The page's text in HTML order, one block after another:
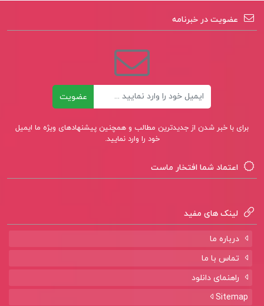
کتاب آشنایی با قانون اساسی جمهوری اسلامی ایران
دکتر محسن ملک افضلی اردکانی
منوچهر قارونی
تیزهوشان هشتم و نهم علی قصاب
عضویت در خبرنامه
عضویت
برای با خبر شدن از جدیدترین مطالب و همچنین پیشنهادهای ویژه ما ایمیل
خود را وارد نمایید.
اعتماد شما افتخار ماست
لینک های مفید
درباره ما
تماس با ما
راهنمای دانلود
Sitemap